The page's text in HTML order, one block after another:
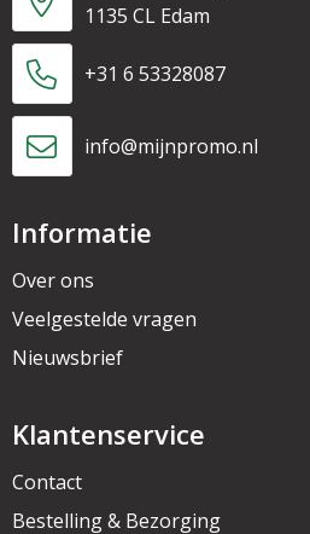
1135 CL Edam
+31 6 53328087
info@mijnpromo.nl
Informatie
Over ons
Veelgestelde vragen
Nieuwsbrief
Klantenservice
Contact
Bestelling & Bezorging